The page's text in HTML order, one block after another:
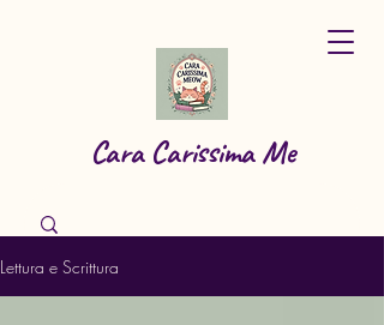
Cara Carissima Me
Lettura e Scrittura